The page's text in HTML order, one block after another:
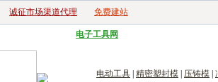
诚征市场渠道代理 免费建站
电子工具网
电动工具 精密塑封模 压铸模